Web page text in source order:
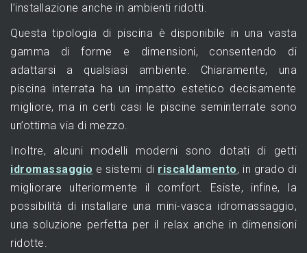
l’installazione anche in ambienti ridotti.
Questa tipologia di piscina è disponibile in una vasta
gamma di forme e dimensioni, consentendo di
adattarsi a qualsiasi ambiente. Chiaramente, una
piscina interrata ha un impatto estetico decisamente
migliore, ma in certi casi le piscine seminterrate sono
un’ottima via di mezzo.
Inoltre, alcuni modelli moderni sono dotati di getti
idromassaggio e sistemi di riscaldamento, in grado di
migliorare ulteriormente il comfort. Esiste, infine, la
possibilità di installare una mini-vasca idromassaggio,
una soluzione perfetta per il relax anche in dimensioni
ridotte.